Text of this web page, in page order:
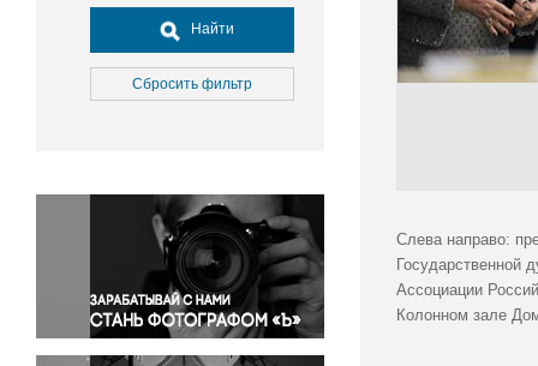
Досуг, туризм и отдых
Культура
Медицина
Окружающая среда
Политика
Правосудие
Происшествия и конфликты
Религия
Светская жизнь
Найти
Сбросить фильтр
Слева направо:
Государственной
Ассоциации
Колонном зале